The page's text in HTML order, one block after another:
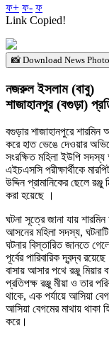
ফ+ ফ- ফ
Link Copied!
📸 Download News
নজরুল ইসলাম (বাবু)
শাজাহানপুর (বগুড়া)
বগুড়ার শাজাহানপুরে শারমিন
করে হাত ভেঙে দেওয়ার
সংরক্ষিত মহিলা ইউপি
এইচএসসি পরীক্ষার্থীকে
উদ্দিন প্রামানিকের ছেলে
করা হয়েছে ।
ঘটনা সূত্রে জানা যায়
আসনের মহিলা সদস্য,
ঘটনার বিস্তারিত জানতে
পূর্বের পারিবারিক দ্বন্দ্ব
বাসায় আসার পথে রঞ্জু
প্রতিপক্ষ রঞ্জু মীয়া ও তার
থাকে, এক পর্যায়ে আসিয়া
আসিয়া বেগমের মাথায় থাকা
করে।